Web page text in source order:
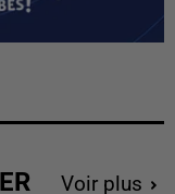
Voir plus